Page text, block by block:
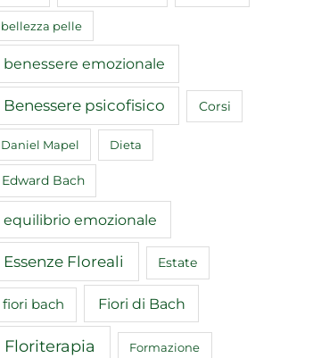
bellezza pelle
benessere emozionale
Benessere psicofisico Corsi
Daniel Mapel Dieta
Edward Bach
equilibrio emozionale
Essenze Floreali Estate
fiori bach Fiori di Bach
Floriterapia Formazione